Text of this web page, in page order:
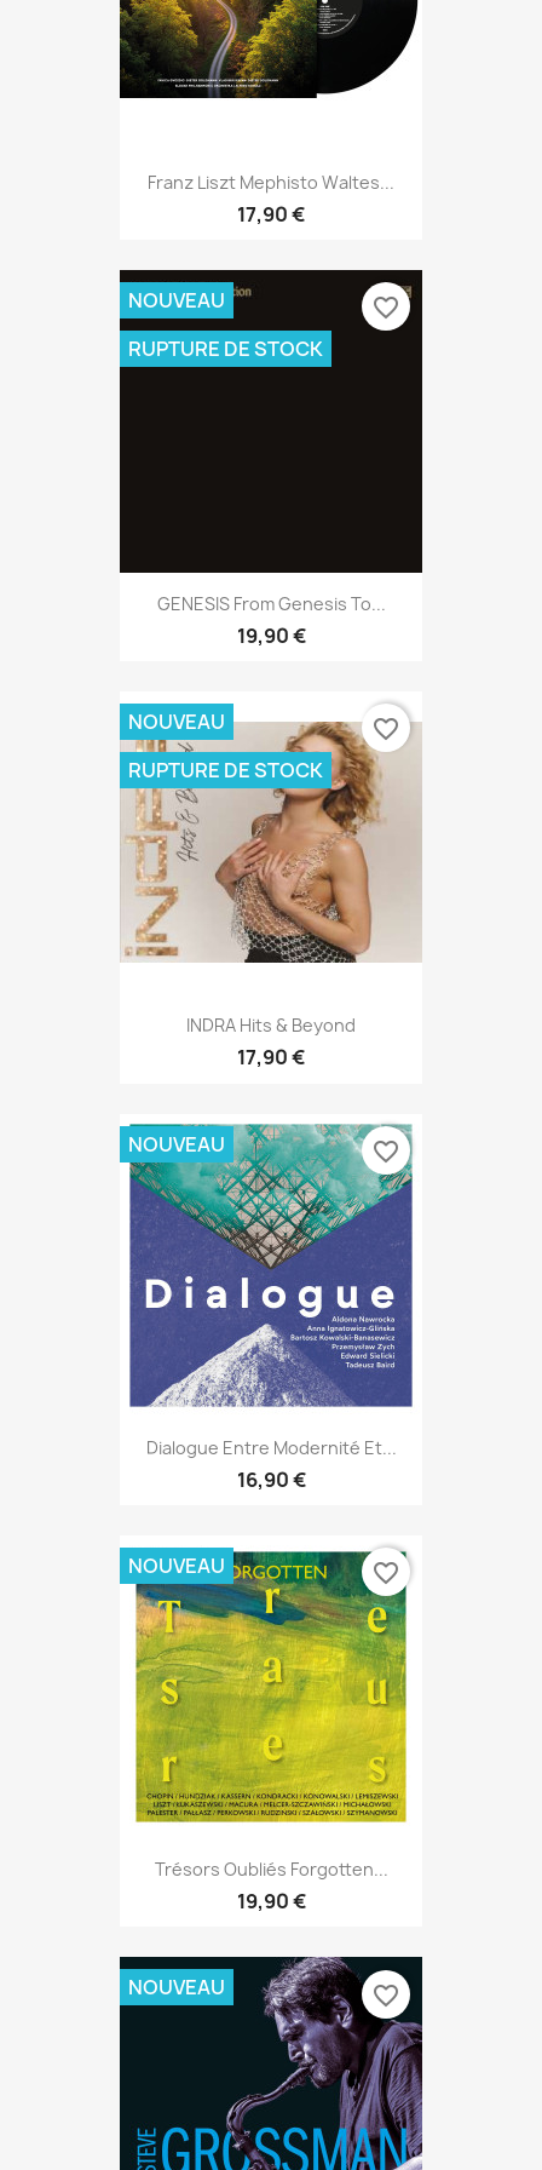
Franz Liszt Mephisto Waltes...
17,90 €
GENESIS From Genesis To...
19,90 €
NOUVEAU
RUPTURE DE STOCK
favorite_border
INDRA Hits & Beyond
17,90 €
NOUVEAU
RUPTURE DE STOCK
favorite_border
Dialogue Entre Modernité Et...
16,90 €
NOUVEAU favorite_border
Trésors Oubliés Forgotten...
19,90 €
NOUVEAU favorite_border
NOUVEAU favorite_border